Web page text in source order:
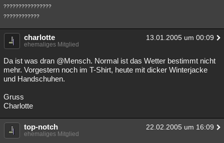
????????????????
????????????
charlotte 13.01.2005 um 00:09
ehemaliges Mitglied
Da ist was dran @Mensch. Normal ist das Wetter bestimmt nicht
mehr. Vorgestern noch im T-Shirt, heute mit dicker Winterjacke
und Handschuhen.
Gruss
Charlotte
top-notch 22.02.2005 um 16:09
ehemaliges Mitglied